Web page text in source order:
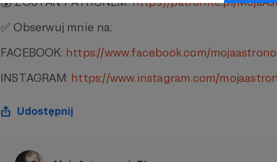
✅ Obserwuj mnie na:
FACEBOOK: https://www.facebook.com/
INSTAGRAM: https://www.instagram.com/
Udostępnij